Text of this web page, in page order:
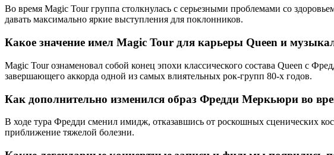
Во время Magic Tour группа столкнулась с серьезными проблемами со
давать максимально яркие выступления для поклонников.
Какое значение имел Magic Tour для карьеры Queen и
Magic Tour ознаменовал собой конец эпохи классического состава Queen с
завершающего аккорда одной из самых влиятельных рок-групп 80-х годов.
Как дополнительно изменился образ Фредди Меркьюри во
В ходе тура Фредди сменил имидж, отказавшись от роскошных сценических
приближение тяжелой болезни.